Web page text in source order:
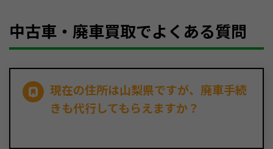
中古車・廃車買取でよくある質問
現在の住所は山梨県ですが、廃車手続
きも代行してもらえますか？